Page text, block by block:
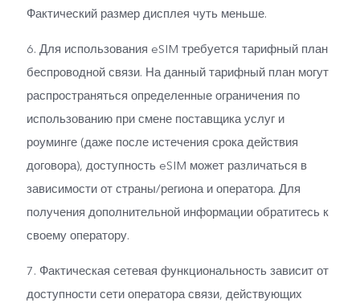
Фактический размер дисплея чуть меньше.
6. Для использования eSIM требуется тарифный план
беспроводной связи. На данный тарифный план могут
распространяться определенные ограничения по
использованию при смене поставщика услуг и
роуминге (даже после истечения срока действия
договора), доступность eSIM может различаться в
зависимости от страны/региона и оператора. Для
получения дополнительной информации обратитесь к
своему оператору.
7. Фактическая сетевая функциональность зависит от
доступности сети оператора связи, действующих